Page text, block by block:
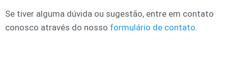
Se tiver alguma dúvida ou sugestão, entre em contato
conosco através do nosso formulário de contato.